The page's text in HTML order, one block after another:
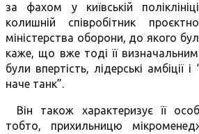
за фахом у київській
колишній співробітник
міністерства оборони, до якого
каже, що вже тоді її
були впертість, лідерські амбіції
наче танк”.
Він також характеризує її
тобто, прихильницю